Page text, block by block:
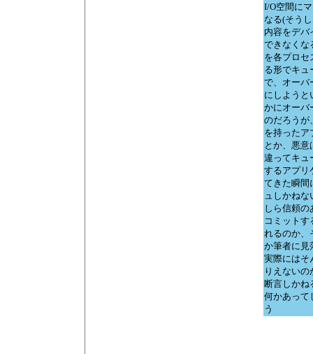
I/O空間に
なる(そう
内容をデバ
できなくな
を各プロセ
る形でキュ
で、オーバ
にしようと
かにオーバ
のだろうが
を持ったア
とか、悪意
違ってキュ
するアプリ
てきた瞬間
ュしかね
しら信頼の
コミットす
れるのか、
か筆者に見
実際にはそ
りえないの
断言しかね
何かあって
う